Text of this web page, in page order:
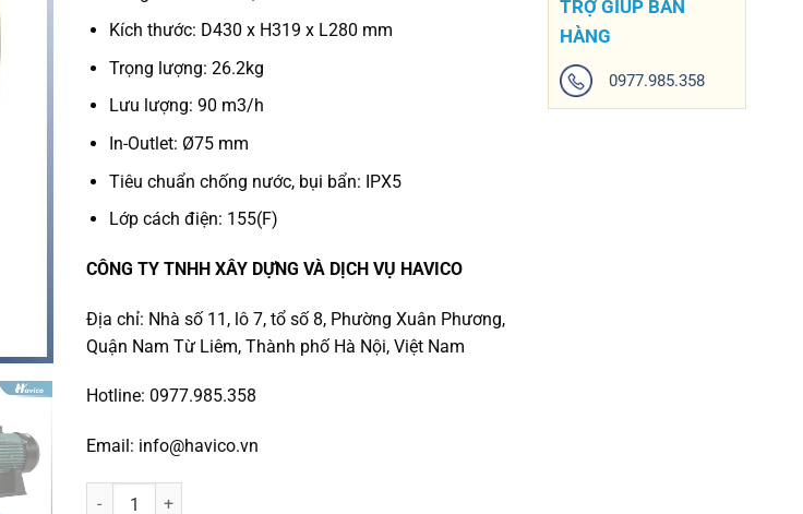
Kích thước: D430 x H319 x L280 mm
Trọng lượng: 26.2kg
Lưu lượng: 90 m3/h
In-Outlet: Ø75 mm
Tiêu chuẩn chống nước, bụi bẩn: IPX5
Lớp cách điện: 155(F)
CÔNG TY TNHH XÂY DỰNG VÀ DỊCH VỤ HAVICO
Địa chỉ: Nhà số 11, lô 7, tổ số 8, Phường Xuân Phương,
Quận Nam Từ Liêm, Thành phố Hà Nội, Việt Nam
Hotline: 0977.985.358
Email: info@havico.vn
Máy bơm 5.5 HP AFS55 số lượng
TRỢ GIÚP BÁN
HÀNG
0977.985.358